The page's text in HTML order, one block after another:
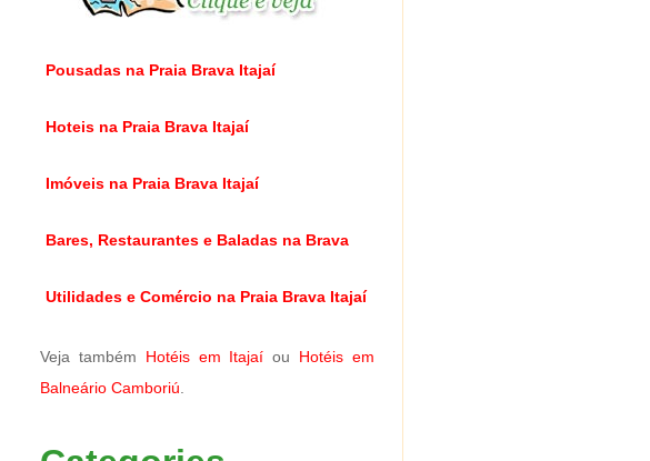
Pousadas na Praia Brava Itajaí
Hoteis na Praia Brava Itajaí
Imóveis na Praia Brava Itajaí
Bares, Restaurantes e Baladas na Brava
Utilidades e Comércio na Praia Brava Itajaí
Veja também Hotéis em Itajaí ou Hotéis em
Balneário Camboriú